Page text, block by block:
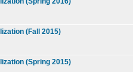
(Fall 2015)
(Spring 2015)